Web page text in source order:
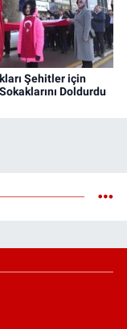
Şehitler için
Doldurdu